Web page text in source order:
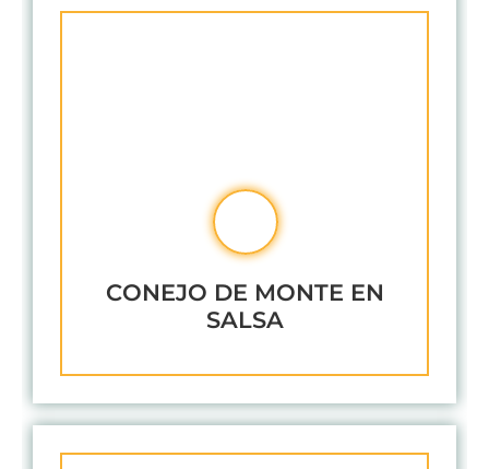
CONEJO DE MONTE EN
SALSA